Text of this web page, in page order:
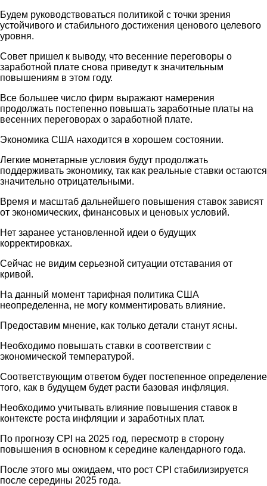
Будем руководствоваться политикой с точки зрения
устойчивого и стабильного достижения ценового целевого
уровня.
Совет пришел к выводу, что весенние переговоры о
заработной плате снова приведут к значительным
повышениям в этом году.
Все большее число фирм выражают намерения
продолжать постепенно повышать заработные платы на
весенних переговорах о заработной плате.
Экономика США находится в хорошем состоянии.
Легкие монетарные условия будут продолжать
поддерживать экономику, так как реальные ставки остаются
значительно отрицательными.
Время и масштаб дальнейшего повышения ставок зависят
от экономических, финансовых и ценовых условий.
Нет заранее установленной идеи о будущих
корректировках.
Сейчас не видим серьезной ситуации отставания от
кривой.
На данный момент тарифная политика США
неопределенна, не могу комментировать влияние.
Предоставим мнение, как только детали станут ясны.
Необходимо повышать ставки в соответствии с
экономической температурой.
Соответствующим ответом будет постепенное определение
того, как в будущем будет расти базовая инфляция.
Необходимо учитывать влияние повышения ставок в
контексте роста инфляции и заработных плат.
По прогнозу CPI на 2025 год, пересмотр в сторону
повышения в основном к середине календарного года.
После этого мы ожидаем, что рост CPI стабилизируется
после середины 2025 года.